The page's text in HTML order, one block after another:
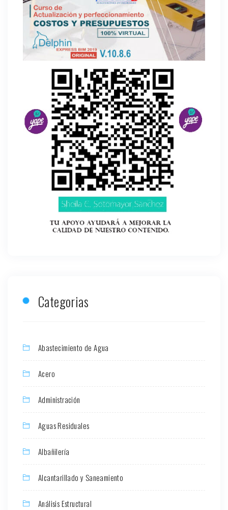
Categorias
Abastecimiento de Agua
Acero
Administración
Aguas Residuales
Albañilería
Alcantarillado y Saneamiento
Análisis Estructural